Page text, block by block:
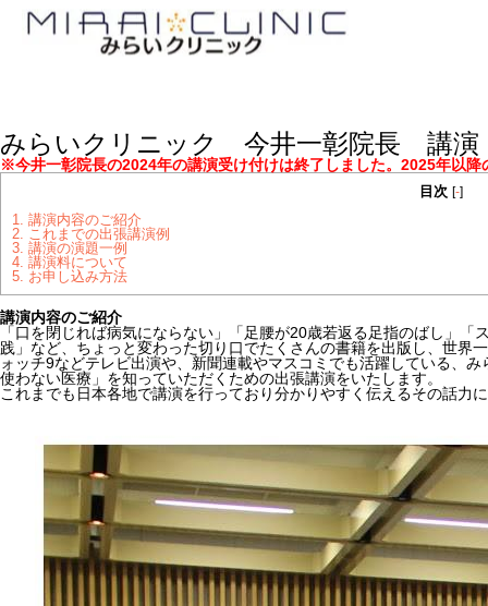
みらいクリニック 今井一彰院長 講演
※今井一彰院長の2024年の講演受け付けは終了しました。2025年以降
目次 [-]
1. 講演内容のご紹介
2. これまでの出張講演例
3. 講演の演題一例
4. 講演料について
5. お申し込み方法
講演内容のご紹介
「口を閉じれば病気にならない」「足腰が20歳若返る足指のばし」
践」など、ちょっと変わった切り口でたくさんの書籍を出版し、世界
ォッチ9などテレビ出演や、新聞連載やマスコミでも活躍している、
使わない医療」を知っていただくための出張講演をいたします。
これまでも日本各地で講演を行っており分かりやすく伝えるその話力